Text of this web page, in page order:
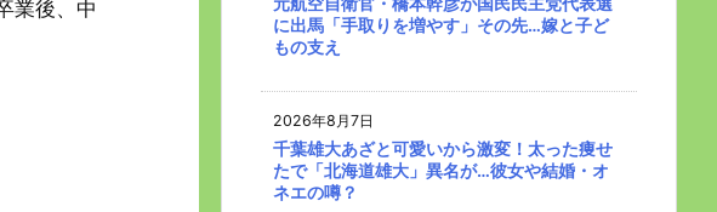
業後、中
に出馬「手取りを増やす」その先…嫁と子ど
もの支え
2026年8月7日
千葉雄大あざと可愛いから激変！太った痩せ
たで「北海道雄大」異名が…彼女や結婚・オ
ネエの噂？